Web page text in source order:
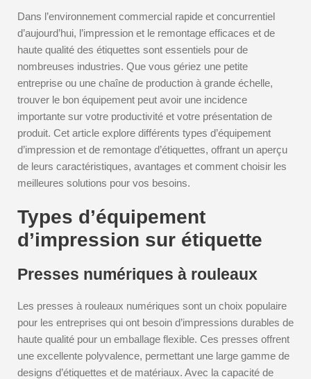
Dans l’environnement commercial rapide et concurrentiel
d’aujourd’hui, l’impression et le remontage efficaces et de
haute qualité des étiquettes sont essentiels pour de
nombreuses industries. Que vous gériez une petite
entreprise ou une chaîne de production à grande échelle,
trouver le bon équipement peut avoir une incidence
importante sur votre productivité et votre présentation de
produit. Cet article explore différents types d’équipement
d’impression et de remontage d’étiquettes, offrant un aperçu
de leurs caractéristiques, avantages et comment choisir les
meilleures solutions pour vos besoins.
Types d’équipement
d’impression sur étiquette
Presses numériques à rouleaux
Les presses à rouleaux numériques sont un choix populaire
pour les entreprises qui ont besoin d’impressions durables de
haute qualité pour un emballage flexible. Ces presses offrent
une excellente polyvalence, permettant une large gamme de
designs d’étiquettes et de matériaux. Avec la capacité de